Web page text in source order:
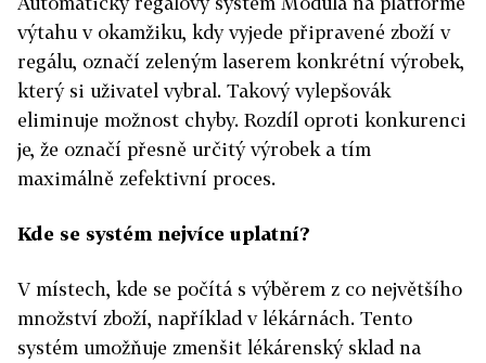
výtahu v okamžiku, kdy vyjede připravené zboží v
regálu, označí zeleným laserem konkrétní výrobek,
který si uživatel vybral. Takový vylepšovák
eliminuje možnost chyby. Rozdíl oproti konkurenci
je, že označí přesně určitý výrobek a tím
maximálně zefektivní proces.
Kde se systém nejvíce uplatní?
V místech, kde se počítá s výběrem z co největšího
množství zboží, například v lékárnách. Tento
systém umožňuje zmenšit lékárenský sklad na